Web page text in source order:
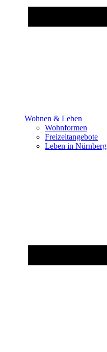
Wohnen & Leben
Wohnformen
Freizeitangebote
Leben in Nürnberg